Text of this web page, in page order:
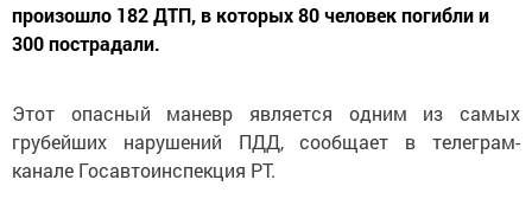
произошло 182 ДТП, в которых 80 человек погибли и
300 пострадали.
Этот опасный маневр является одним из самых
грубейших нарушений ПДД, сообщает в телеграм-
канале Госавтоинспекция РТ.